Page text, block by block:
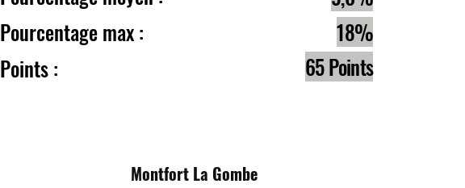
Pourcentage max :
Points :
18%
65 Points
Montfort La Gombe